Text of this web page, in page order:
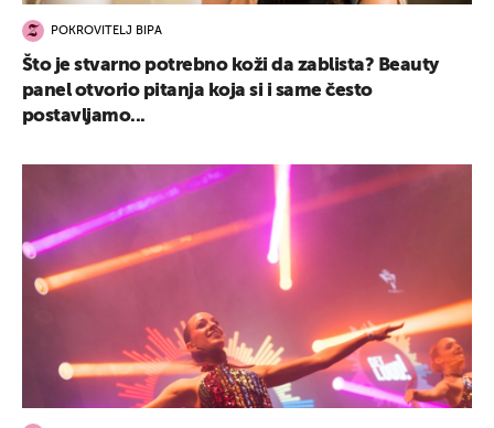
POKROVITELJ BIPA
Što je stvarno potrebno koži da zablista? Beauty
panel otvorio pitanja koja si i same često
postavljamo...